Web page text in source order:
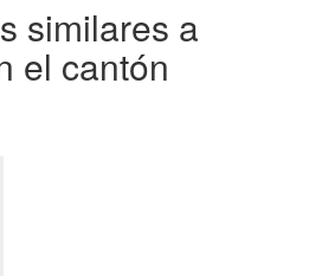
similares a
el cantón